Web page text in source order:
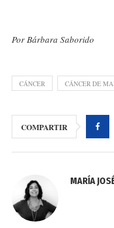
Por Bárbara Saborido
CÁNCER CÁNCER DE
COMPARTIR
MARÍA